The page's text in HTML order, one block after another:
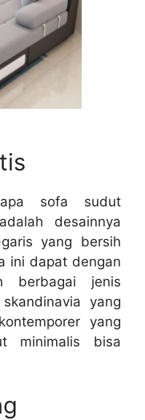
sofa sudut
desainnya
yang bersih
ini dapat dengan
berbagai jenis
yang
yang
minimalis bisa